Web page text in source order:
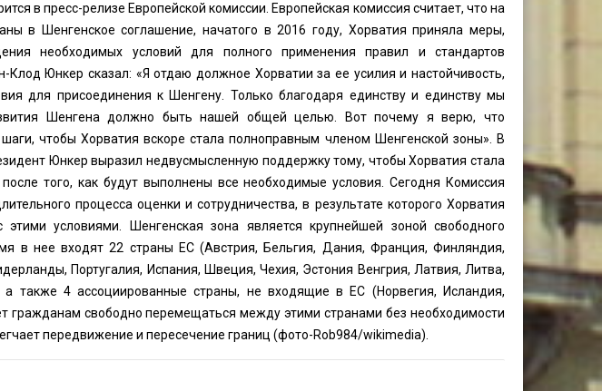
в пресс-релизе Европейской комиссии. Европейская комиссия считает, что на
в Шенгенское соглашение, начатого в 2016 году, Хорватия приняла меры,
необходимых условий для полного применения правил и стандартов
Юнкер сказал: «Я отдаю должное Хорватии за ее усилия и настойчивость,
для присоединения к Шенгену. Только благодаря единству и единству мы
Шенгена должно быть нашей общей целью. Вот почему я верю, что
чтобы Хорватия вскоре стала полноправным членом Шенгенской зоны». В
Юнкер выразил недвусмысленную поддержку тому, чтобы Хорватия стала
того, как будут выполнены все необходимые условия. Сегодня Комиссия
процесса оценки и сотрудничества, в результате которого Хорватия
этими условиями. Шенгенская зона является крупнейшей зоной свободного
в нее входят 22 страны ЕС (Австрия, Бельгия, Дания, Франция, Финляндия,
Португалия, Испания, Швеция, Чехия, Эстония Венгрия, Латвия, Литва,
также 4 ассоциированные страны, не входящие в ЕС (Норвегия, Исландия,
гражданам свободно перемещаться между этими странами без необходимости
передвижение и пересечение границ (фото-Rob984/wikimedia).